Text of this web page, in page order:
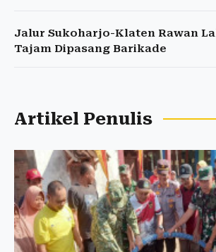
Jalur Sukoharjo-Klaten Rawan
Tajam Dipasang Barikade
Artikel Penulis